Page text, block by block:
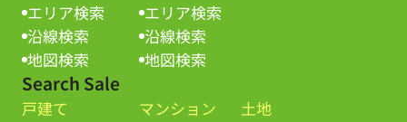
エリア検索
沿線検索
地図検索
エリア検索
沿線検索
地図検索
Search Sale
戸建て
マンション
土地